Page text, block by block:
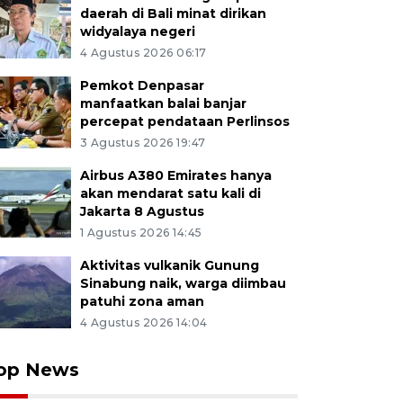
daerah di Bali minat dirikan
widyalaya negeri
4 Agustus 2026 06:17
Pemkot Denpasar
manfaatkan balai banjar
percepat pendataan Perlinsos
3 Agustus 2026 19:47
Airbus A380 Emirates hanya
akan mendarat satu kali di
Jakarta 8 Agustus
1 Agustus 2026 14:45
Aktivitas vulkanik Gunung
Sinabung naik, warga diimbau
patuhi zona aman
4 Agustus 2026 14:04
News